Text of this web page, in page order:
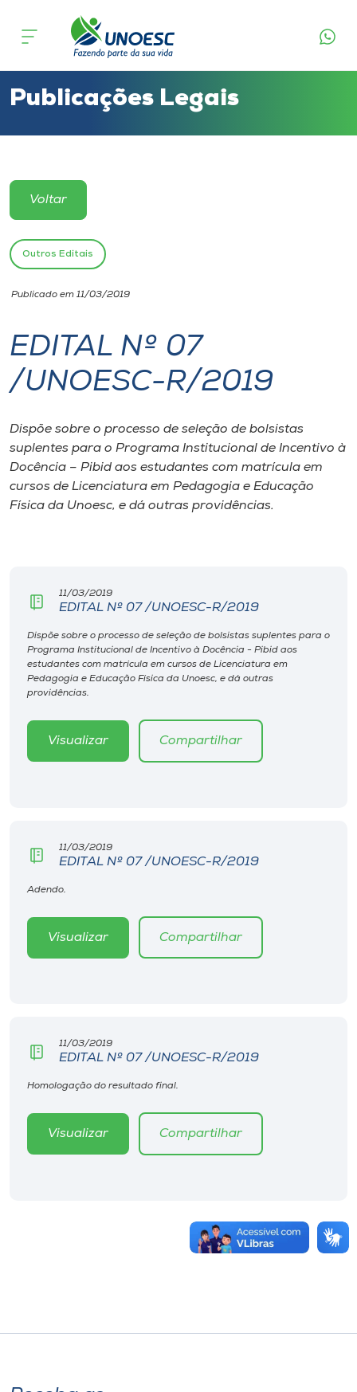
Cursos
Atendimento ao Estudante
Portal de Ensino
Unoesc
Internacionalização
I.nova
Diplomados
Cultura
Editora
Rádio
Museu
Selecione
Publicações Legais
Voltar
Outros Editais
Publicado em 11/03/2019
EDITAL Nº 07
/UNOESC-R/2019
Dispõe sobre o processo de seleção de bolsistas
suplentes para o Programa Institucional de Incentivo à
Docência – Pibid aos estudantes com matrícula em
cursos de Licenciatura em Pedagogia e Educação
Física da Unoesc, e dá outras providências.
11/03/2019
EDITAL Nº 07 /UNOESC-R/2019
Dispõe sobre o processo de seleção de bolsistas suplentes para o
Programa Institucional de Incentivo à Docência - Pibid aos
estudantes com matrícula em cursos de Licenciatura em
Pedagogia e Educação Física da Unoesc, e dá outras
providências.
Visualizar Compartilhar
11/03/2019
EDITAL Nº 07 /UNOESC-R/2019
Adendo.
Visualizar Compartilhar
11/03/2019
EDITAL Nº 07 /UNOESC-R/2019
Homologação do resultado final.
Visualizar Compartilhar